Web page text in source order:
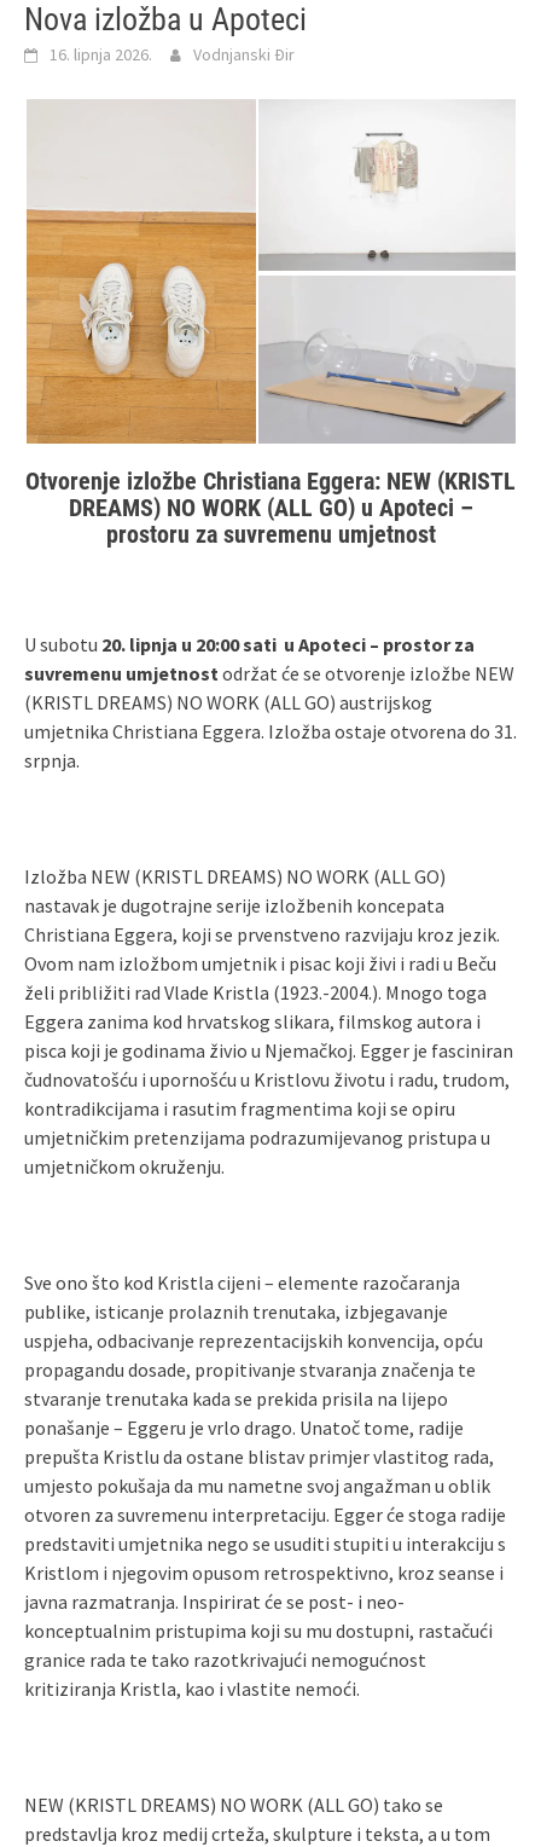
Nova izložba u Apoteci
16. lipnja 2026. Vodnjanski Đir
Otvorenje izložbe Christiana Eggera: NEW (KRISTL
DREAMS) NO WORK (ALL GO) u Apoteci –
prostoru za suvremenu umjetnost
U subotu 20. lipnja u 20:00 sati u Apoteci – prostor za
suvremenu umjetnost održat će se otvorenje izložbe NEW
(KRISTL DREAMS) NO WORK (ALL GO) austrijskog
umjetnika Christiana Eggera. Izložba ostaje otvorena do 31.
srpnja.
Izložba NEW (KRISTL DREAMS) NO WORK (ALL GO)
nastavak je dugotrajne serije izložbenih koncepata
Christiana Eggera, koji se prvenstveno razvijaju kroz jezik.
Ovom nam izložbom umjetnik i pisac koji živi i radi u Beču
želi približiti rad Vlade Kristla (1923.-2004.). Mnogo toga
Eggera zanima kod hrvatskog slikara, filmskog autora i
pisca koji je godinama živio u Njemačkoj. Egger je fasciniran
čudnovatošću i upornošću u Kristlovu životu i radu, trudom,
kontradikcijama i rasutim fragmentima koji se opiru
umjetničkim pretenzijama podrazumijevanog pristupa u
umjetničkom okruženju.
Sve ono što kod Kristla cijeni – elemente razočaranja
publike, isticanje prolaznih trenutaka, izbjegavanje
uspjeha, odbacivanje reprezentacijskih konvencija, opću
propagandu dosade, propitivanje stvaranja značenja te
stvaranje trenutaka kada se prekida prisila na lijepo
ponašanje – Eggeru je vrlo drago. Unatoč tome, radije
prepušta Kristlu da ostane blistav primjer vlastitog rada,
umjesto pokušaja da mu nametne svoj angažman u oblik
otvoren za suvremenu interpretaciju. Egger će stoga radije
predstaviti umjetnika nego se usuditi stupiti u interakciju s
Kristlom i njegovim opusom retrospektivno, kroz seanse i
javna razmatranja. Inspirirat će se post- i neo-
konceptualnim pristupima koji su mu dostupni, rastačući
granice rada te tako razotkrivajući nemogućnost
kritiziranja Kristla, kao i vlastite nemoći.
NEW (KRISTL DREAMS) NO WORK (ALL GO) tako se
predstavlja kroz medij crteža, skulpture i teksta, a u tom